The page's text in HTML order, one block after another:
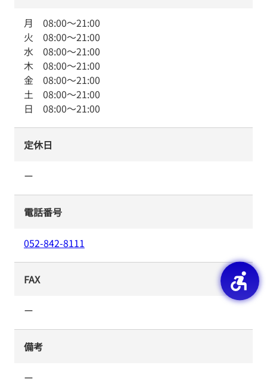
月 08:00～21:00
火 08:00～21:00
水 08:00～21:00
木 08:00～21:00
金 08:00～21:00
土 08:00～21:00
日 08:00～21:00
定休日
ー
電話番号
052-842-8111
FAX
ー
備考
ー